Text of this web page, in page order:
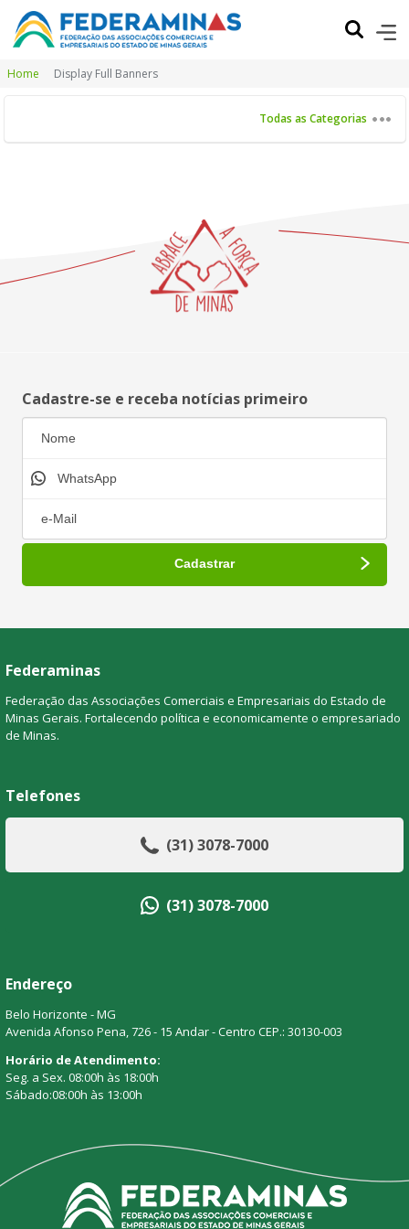
Home Display Full Banners
Todas as Categorias
Cadastre-se e receba notícias primeiro
Federaminas
Federação das Associações Comerciais e Empresariais do Estado de
Minas Gerais. Fortalecendo política e economicamente o empresariado
de Minas.
Telefones
(31) 3078-7000
(31) 3078-7000
Endereço
Belo Horizonte - MG
Avenida Afonso Pena, 726 - 15 Andar - Centro CEP.: 30130-003
Horário de Atendimento:
Seg. a Sex. 08:00h às 18:00h
Sábado:08:00h às 13:00h